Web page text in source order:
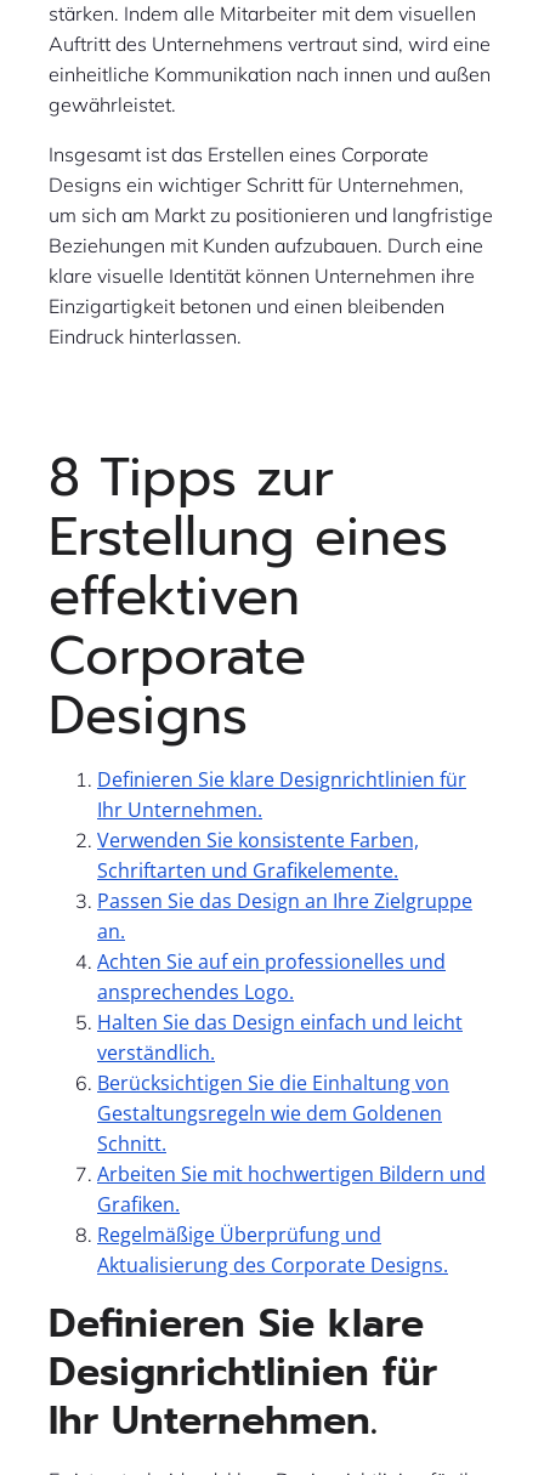
stärken. Indem alle Mitarbeiter mit dem visuellen
Auftritt des Unternehmens vertraut sind, wird eine
einheitliche Kommunikation nach innen und außen
gewährleistet.
Insgesamt ist das Erstellen eines Corporate
Designs ein wichtiger Schritt für Unternehmen,
um sich am Markt zu positionieren und langfristige
Beziehungen mit Kunden aufzubauen. Durch eine
klare visuelle Identität können Unternehmen ihre
Einzigartigkeit betonen und einen bleibenden
Eindruck hinterlassen.
8 Tipps zur
Erstellung eines
effektiven
Corporate
Designs
Definieren Sie klare Designrichtlinien für
Ihr Unternehmen.
Verwenden Sie konsistente Farben,
Schriftarten und Grafikelemente.
Passen Sie das Design an Ihre Zielgruppe
an.
Achten Sie auf ein professionelles und
ansprechendes Logo.
Halten Sie das Design einfach und leicht
verständlich.
Berücksichtigen Sie die Einhaltung von
Gestaltungsregeln wie dem Goldenen
Schnitt.
Arbeiten Sie mit hochwertigen Bildern und
Grafiken.
Regelmäßige Überprüfung und
Aktualisierung des Corporate Designs.
Definieren Sie klare
Designrichtlinien für
Ihr Unternehmen.